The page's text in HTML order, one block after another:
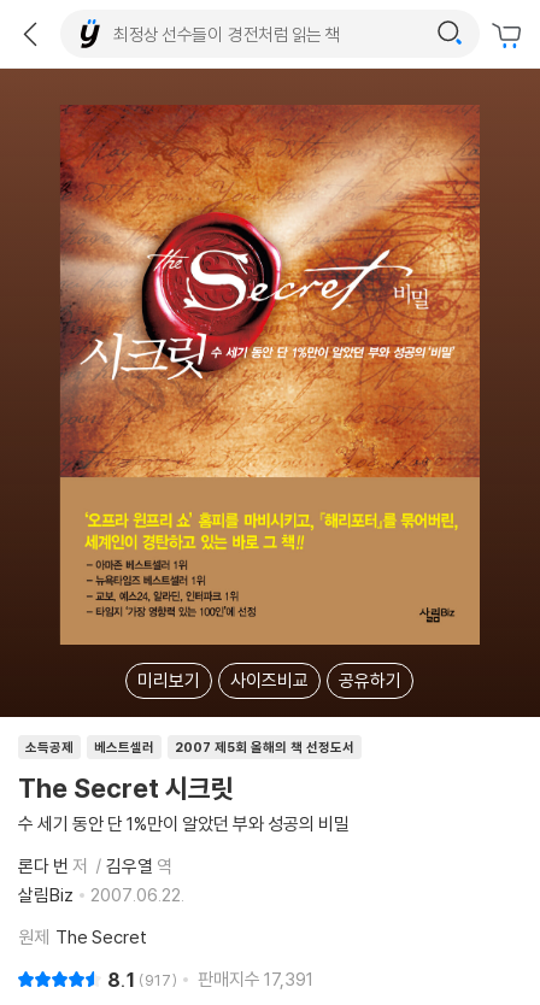
미리보기 사이즈비교 공유하기
소득공제 베스트셀러 2007 제5회 올해의 책 선정도서
The Secret 시크릿
수 세기 동안 단 1%만이 알았던 부와 성공의 비밀
론다 번 저 김우열 역
살림Biz
2007.06.22.
원제 The Secret
8.1 917 판매지수 17,391